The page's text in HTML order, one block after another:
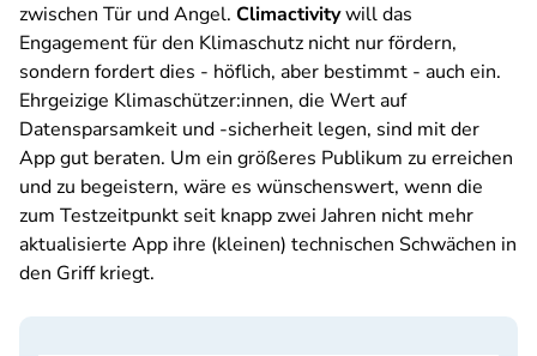
zwischen Tür und Angel. Climactivitywill das
Engagement für den Klimaschutz nicht nur fördern,
sondern fordert dies - höflich, aber bestimmt - auch ein.
Ehrgeizige Klimaschützer:innen, die Wert auf
Datensparsamkeit und -sicherheit legen, sind mit der
App gut beraten. Um ein größeres Publikum zu erreichen
und zu begeistern, wäre es wünschenswert, wenn die
zum Testzeitpunkt seit knapp zwei Jahren nicht mehr
aktualisierte App ihre (kleinen) technischen Schwächen in
den Griff kriegt.